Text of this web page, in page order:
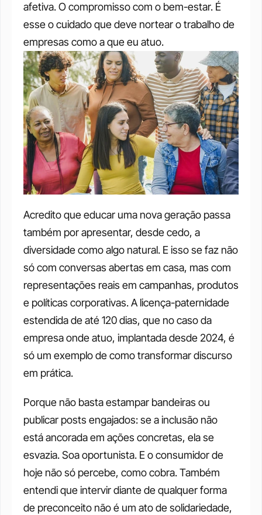
afetiva. O compromisso com o bem-estar. É
esse o cuidado que deve nortear o trabalho de
empresas como a que eu atuo.
Acredito que educar uma nova geração passa
também por apresentar, desde cedo, a
diversidade como algo natural. E isso se faz não
só com conversas abertas em casa, mas com
representações reais em campanhas, produtos
e políticas corporativas. A licença-paternidade
estendida de até 120 dias, que no caso da
empresa onde atuo, implantada desde 2024, é
só um exemplo de como transformar discurso
em prática.
Porque não basta estampar bandeiras ou
publicar posts engajados: se a inclusão não
está ancorada em ações concretas, ela se
esvazia. Soa oportunista. E o consumidor de
hoje não só percebe, como cobra. Também
entendi que intervir diante de qualquer forma
de preconceito não é um ato de solidariedade,